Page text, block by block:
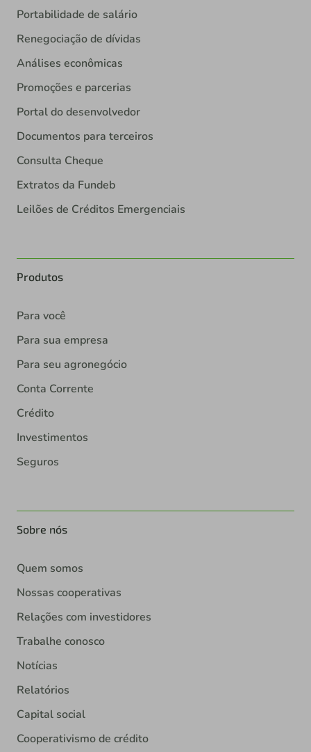
Portabilidade de salário
Renegociação de dívidas
Análises econômicas
Promoções e parcerias
Portal do desenvolvedor
Documentos para terceiros
Consulta Cheque
Extratos da Fundeb
Leilões de Créditos Emergenciais
Produtos
Para você
Para sua empresa
Para seu agronegócio
Conta Corrente
Crédito
Investimentos
Seguros
Sobre nós
Quem somos
Nossas cooperativas
Relações com investidores
Trabalhe conosco
Notícias
Relatórios
Capital social
Cooperativismo de crédito